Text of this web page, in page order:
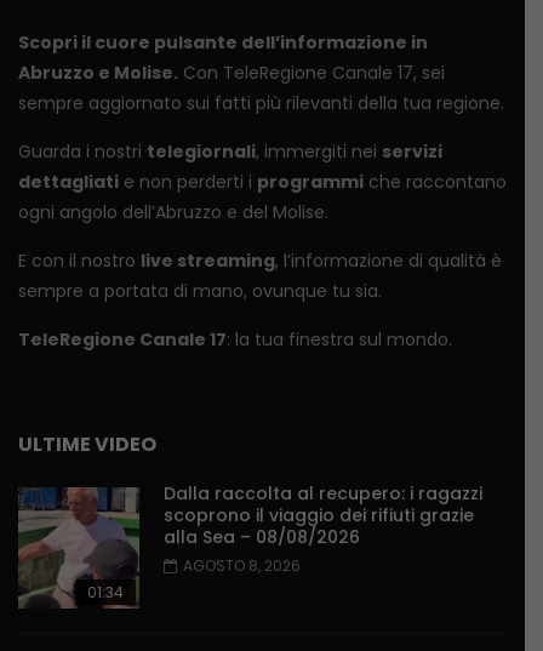
Scopri il cuore pulsante dell’informazione in
Abruzzo e Molise. Con TeleRegione Canale 17, sei
sempre aggiornato sui fatti più rilevanti della tua regione.
Guarda i nostri telegiornali, immergiti nei servizi
dettagliati e non perderti i programmi che raccontano
ogni angolo dell’Abruzzo e del Molise.
E con il nostro live streaming, l’informazione di qualità è
sempre a portata di mano, ovunque tu sia.
TeleRegione Canale 17: la tua finestra sul mondo.
ULTIME VIDEO
01:34
Dalla raccolta al recupero: i ragazzi
scoprono il viaggio dei rifiuti grazie
alla Sea – 08/08/2026
AGOSTO 8, 2026